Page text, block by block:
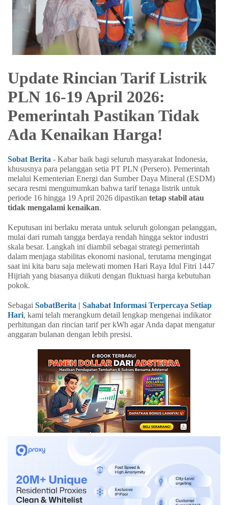
Update Rincian Tarif Listrik
PLN 16-19 April 2026:
Pemerintah Pastikan Tidak
Ada Kenaikan Harga!
Sobat Berita - Kabar baik bagi seluruh masyarakat Indonesia,
khususnya para pelanggan setia PT PLN (Persero). Pemerintah
melalui Kementerian Energi dan Sumber Daya Mineral (ESDM)
secara resmi mengumumkan bahwa tarif tenaga listrik untuk
periode 16 hingga 19 April 2026 dipastikan tetap stabil atau
tidak mengalami kenaikan.
Keputusan ini berlaku merata untuk seluruh golongan pelanggan,
mulai dari rumah tangga berdaya rendah hingga sektor industri
skala besar. Langkah ini diambil sebagai strategi pemerintah
dalam menjaga stabilitas ekonomi nasional, terutama mengingat
saat ini kita baru saja melewati momen Hari Raya Idul Fitri 1447
Hijriah yang biasanya diikuti dengan fluktuasi harga kebutuhan
pokok.
Sebagai SobatBerita | Sahabat Informasi Terpercaya Setiap
Hari, kami telah merangkum detail lengkap mengenai indikator
perhitungan dan rincian tarif per kWh agar Anda dapat mengatur
anggaran bulanan dengan lebih presisi.